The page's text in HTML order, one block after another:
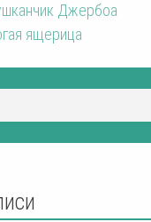
Джербоа
ящерица